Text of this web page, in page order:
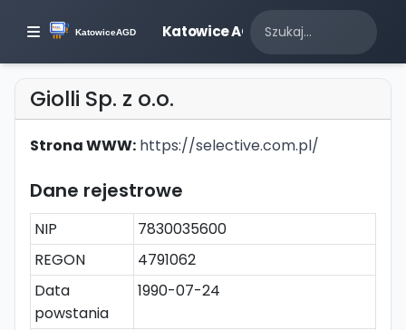
Katowice AGD
Giolli Sp. z o.o.
Strona WWW: https://selective.com.pl/
Dane rejestrowe
NIP
7830035600
REGON
4791062
Data
powstania
1990-07-24